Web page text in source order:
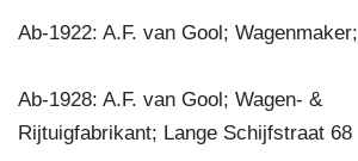
Ab-1922: A.F. van Gool;
Ab-1928: A.F. van Gool; Wagen- &
Rijtuigfabrikant; Lange Schijfstraat 68